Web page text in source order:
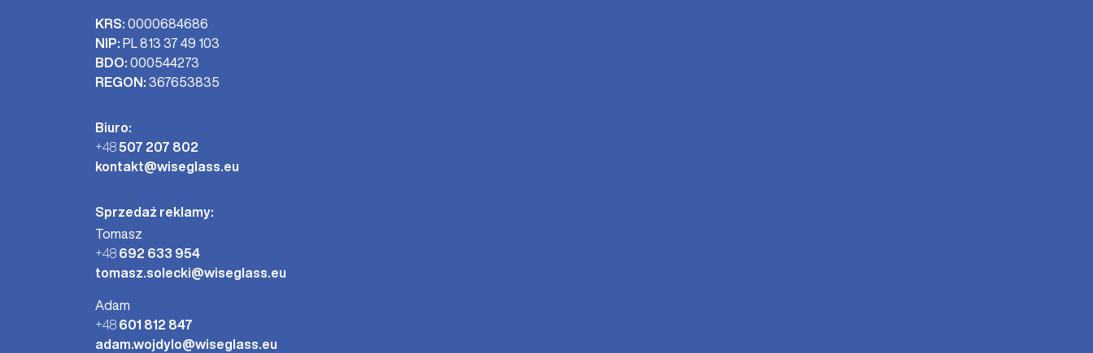
KRS: 0000684686
NIP: PL 813 37 49 103
BDO: 000544273
REGON: 367653835
Biuro:
+48507 207 802
kontakt@wiseglass.eu
Sprzedaż reklamy:
Tomasz
+48 692 633 954
tomasz.solecki@wiseglass.eu
Adam
+48 601 812 847
adam.wojdylo@wiseglass.eu